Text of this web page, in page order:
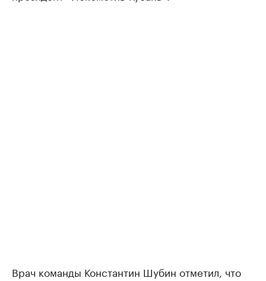
Врач команды Константин Шубин отметил, что